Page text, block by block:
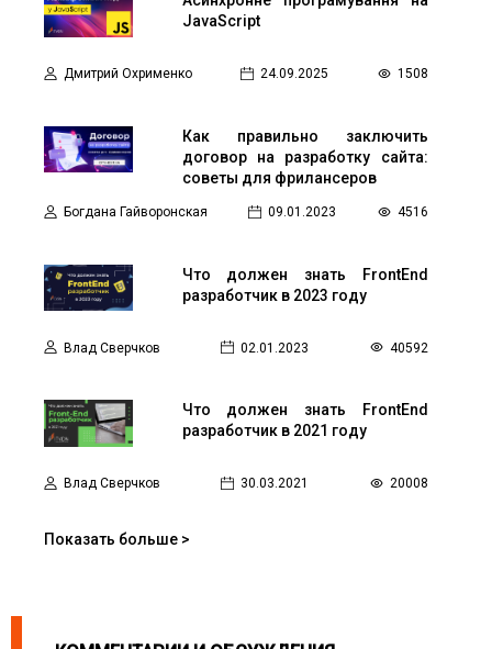
JavaScript
Дмитрий Охрименко 24.09.2025 1508
Как правильно заключить
договор на разработку сайта:
советы для фрилансеров
Богдана Гайворонская 09.01.2023 4516
Что должен знать FrontEnd
разработчик в 2023 году
Влад Сверчков 02.01.2023 40592
Что должен знать FrontEnd
разработчик в 2021 году
Влад Сверчков 30.03.2021 20008
Показать больше >